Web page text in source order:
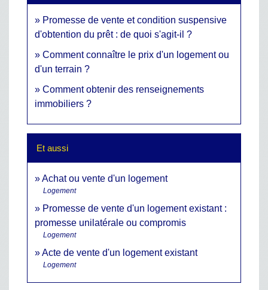
Promesse de vente et condition suspensive
d'obtention du prêt : de quoi s'agit-il ?
Comment connaître le prix d'un logement ou
d'un terrain ?
Comment obtenir des renseignements
immobiliers ?
Et aussi
Achat ou vente d'un logement
Logement
Promesse de vente d'un logement existant :
promesse unilatérale ou compromis
Logement
Acte de vente d'un logement existant
Logement